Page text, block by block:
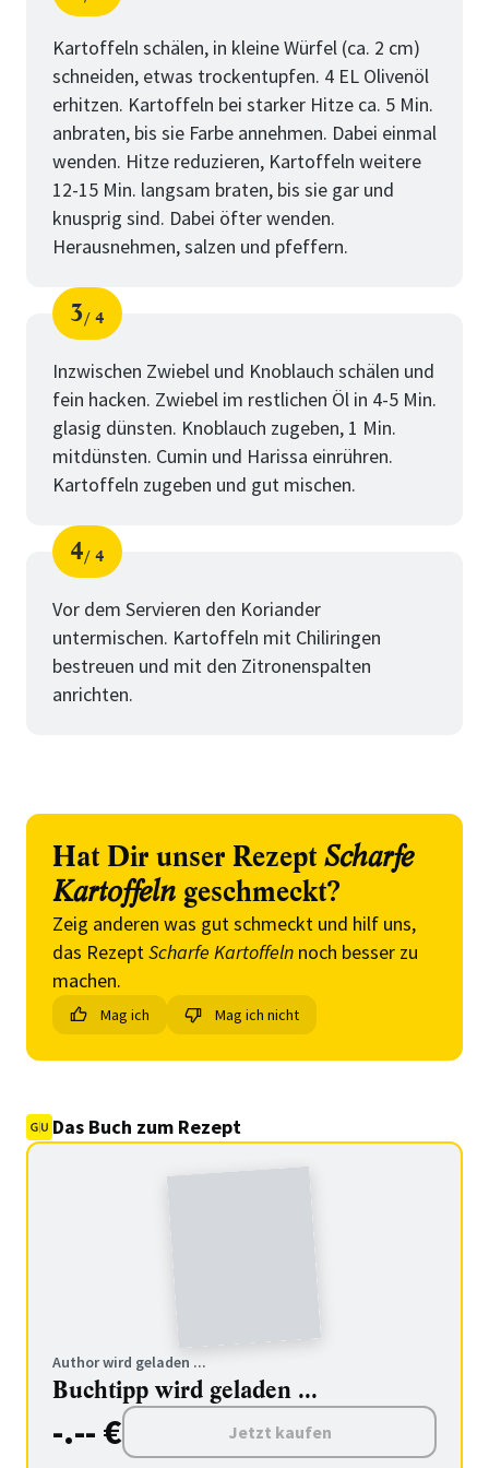
Schritt
von
Kartoffeln schälen, in kleine Würfel (ca. 2 cm)
schneiden, etwas trockentupfen. 4 EL Olivenöl
erhitzen. Kartoffeln bei starker Hitze ca. 5 Min.
anbraten, bis sie Farbe annehmen. Dabei einmal
wenden. Hitze reduzieren, Kartoffeln weitere
12-15 Min. langsam braten, bis sie gar und
knusprig sind. Dabei öfter wenden.
Herausnehmen, salzen und pfeffern.
Schritt
3
von
4
Inzwischen Zwiebel und Knoblauch schälen und
fein hacken. Zwiebel im restlichen Öl in 4-5 Min.
glasig dünsten. Knoblauch zugeben, 1 Min.
mitdünsten. Cumin und Harissa einrühren.
Kartoffeln zugeben und gut mischen.
Schritt
4
von
4
Vor dem Servieren den Koriander
untermischen. Kartoffeln mit Chiliringen
bestreuen und mit den Zitronenspalten
anrichten.
Hat Dir unser Rezept Scharfe
Kartoffeln geschmeckt?
Zeig anderen was gut schmeckt und hilf uns,
das RezeptScharfe Kartoffeln noch besser zu
machen.
Mag ich Mag ich nicht
Das Buch zum Rezept
Author wird geladen ...
Buchtipp wird geladen ...
-.-- € Jetzt kaufen